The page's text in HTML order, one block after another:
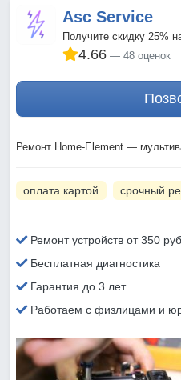
Asc Service
Получите скидку 25%
4.66 48 оценок
Ремонт Home-Element —
оплата картой срочный
Ремонт устройств от 350
Бесплатная диагностика
Гарантия до 3 лет
Работаем с физлицами и